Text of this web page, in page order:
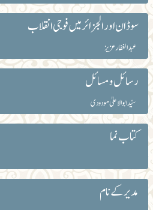
سوڈان اور الجزائر میں فوجی انقلاب
عبد الغفار عزیز
رسائل و مسائل
سیّد ابوالاعلیٰ مودودی
کتاب نما
مدیر کے نام